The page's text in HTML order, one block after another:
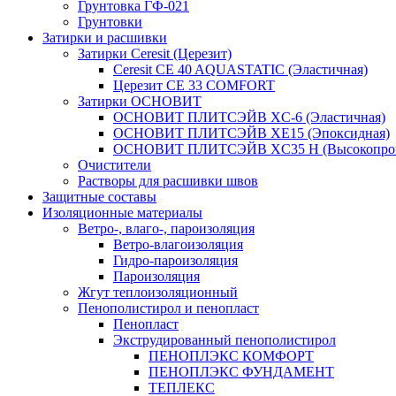
Грунтовка ГФ-021
Грунтовки
Затирки и расшивки
Затирки Ceresit (Церезит)
Ceresit CE 40 AQUASTATIC (Эластичная)
Церезит CE 33 COMFORT
Затирки ОСНОВИТ
ОСНОВИТ ПЛИТСЭЙВ XC-6 (Эластичная)
ОСНОВИТ ПЛИТСЭЙВ XЕ15 (Эпоксидная)
ОСНОВИТ ПЛИТСЭЙВ XС35 Н
Очистители
Растворы для расшивки швов
Защитные составы
Изоляционные материалы
Ветро-, влаго-, пароизоляция
Ветро-влагоизоляция
Гидро-пароизоляция
Пароизоляция
Жгут теплоизоляционный
Пенополистирол и пенопласт
Пенопласт
Экструдированный пенополистирол
ПЕНОПЛЭКС КОМФОРТ
ПЕНОПЛЭКС ФУНДАМЕНТ
ТЕПЛЕКС